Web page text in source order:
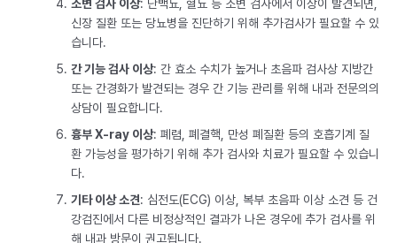
소변 검사 이상: 단백뇨, 혈뇨 등 소변 검사에서 이상이 발견되면,
신장 질환 또는 당뇨병을 진단하기 위해 추가검사가 필요할 수 있
습니다.
간 기능 검사 이상: 간 효소 수치가 높거나 초음파 검사상 지방간
또는 간경화가 발견되는 경우 간 기능 관리를 위해 내과 전문의의
상담이 필요합니다.
흉부 X-ray 이상: 폐렴, 폐결핵, 만성 폐질환 등의 호흡기계 질
환 가능성을 평가하기 위해 추가 검사와 치료가 필요할 수 있습니
다.
기타 이상 소견: 심전도(ECG) 이상, 복부 초음파 이상 소견 등 건
강검진에서 다른 비정상적인 결과가 나온 경우에 추가 검사를 위
해 내과 방문이 권고됩니다.